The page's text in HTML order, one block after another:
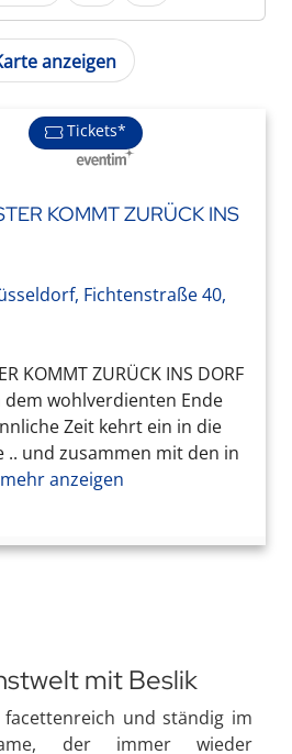
anzeigen
Tickets*
KOMMT ZURÜCK INS
Fichtenstraße 40,
KOMMT ZURÜCK INS DORF
dem wohlverdienten Ende
Zeit kehrt ein in die
.. und zusammen mit den in
mehr anzeigen
mit Beslik
und ständig im
der immer wieder